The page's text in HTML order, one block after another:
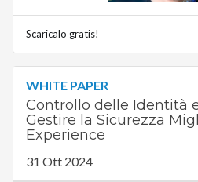
Scaricalo gratis!
WHITE PAPER
Controllo delle Identità
Gestire la Sicurezza
Experience
31 Ott 2024